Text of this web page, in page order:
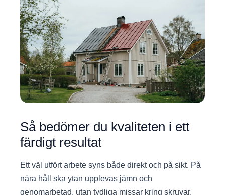
Så bedömer du kvaliteten i ett
färdigt resultat
Ett väl utfört arbete syns både direkt och på sikt. På
nära håll ska ytan upplevas jämn och
genomarbetad, utan tydliga missar kring skruvar,